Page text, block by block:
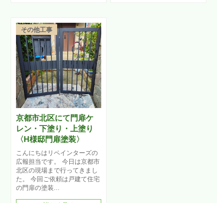
その他工事
京都市北区にて門扉ケ
レン・下塗り・上塗り
〈H様邸門扉塗装〉
こんにちはリペインターズの
広報担当です。 今日は京都市
北区の現場まで行ってきまし
た。 今回ご依頼は戸建て住宅
の門扉の塗装...